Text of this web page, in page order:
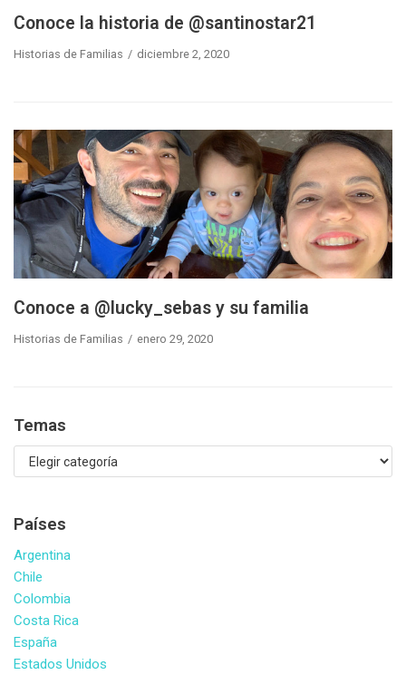
Conoce la historia de @santinostar21
Historias de Familias diciembre 2, 2020
Conoce a @lucky_sebas y su familia
Historias de Familias enero 29, 2020
Temas
Países
Argentina
Chile
Colombia
Costa Rica
España
Estados Unidos